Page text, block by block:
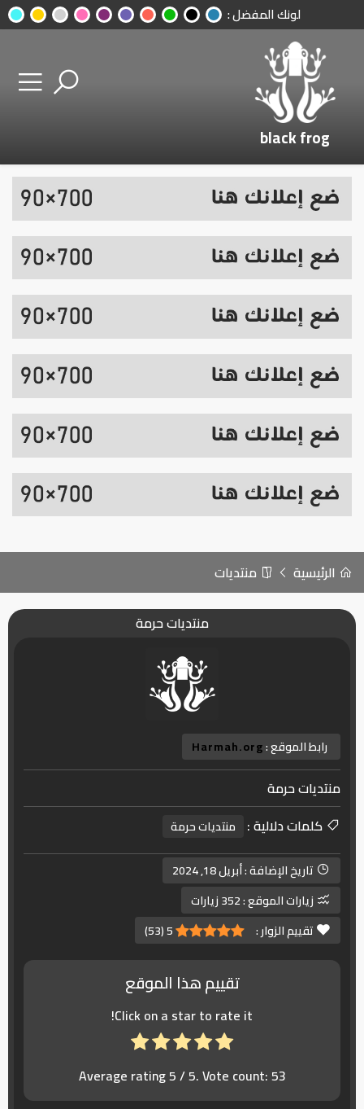
لونك المفضل :
black frog
الرئيسية منتديات
منتديات حرمة
رابط الموقع :Harmah.org
منتديات حرمة
كلمات دلالية :
منتديات حرمة
تاريخ الإضافة :أبريل 18, 2024
زيارات الموقع :352 زيارات
تقييم الزوار :
5
(
53
)
تقييم هذا الموقع
Click on a star to rate it!
Average rating5/ 5. Vote count:53